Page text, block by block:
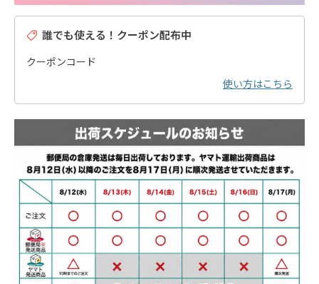
誰でも使える！クーポン配布中
クーポンコード
使い方はこちら